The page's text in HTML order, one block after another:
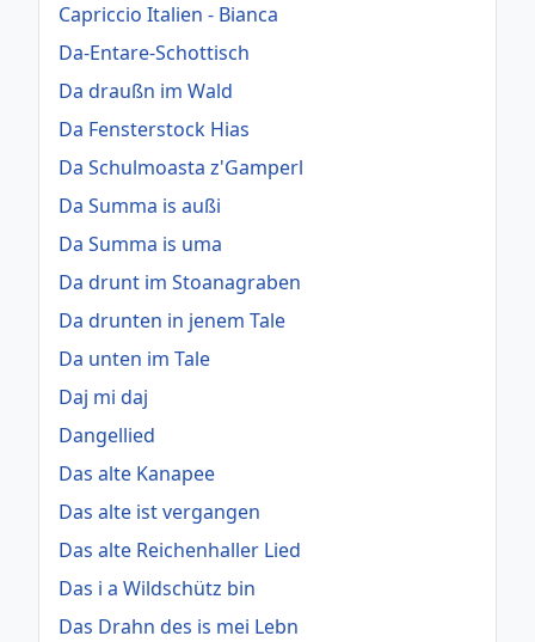
Capriccio Italien - Bianca
Da-Entare-Schottisch
Da draußn im Wald
Da Fensterstock Hias
Da Schulmoasta z'Gamperl
Da Summa is außi
Da Summa is uma
Da drunt im Stoanagraben
Da drunten in jenem Tale
Da unten im Tale
Daj mi daj
Dangellied
Das alte Kanapee
Das alte ist vergangen
Das alte Reichenhaller Lied
Das i a Wildschütz bin
Das Drahn des is mei Lebn